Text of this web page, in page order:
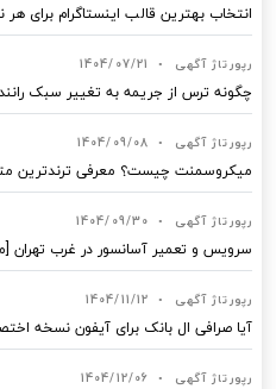
انتخاب بهترین قالب‌ اینستاگرام برای
رپورتاژ آگهی •
1404/07/21
چگونه ترس از جریمه به تغییر سبک
رپورتاژ آگهی •
1404/09/08
میکروسمنت چیست؟ معرفی ترندترین
رپورتاژ آگهی •
1404/09/30
سرویس و تعمیر آسانسور در غرب تهران
رپورتاژ آگهی •
1404/11/12
آیا صرافی ال بانک برای آیفون نسخه
رپورتاژ آگهی •
1404/12/06